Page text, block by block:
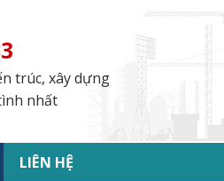
trúc, xây dựng
nhất
LIÊN HỆ